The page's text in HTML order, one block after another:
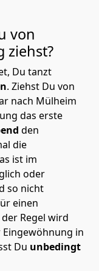
von
ziehst?
Du tanzt
. Ziehst Du von
nach Mülheim
das erste
den
die
ist im
oder
so nicht
einen
Regel wird
in
Du unbedingt